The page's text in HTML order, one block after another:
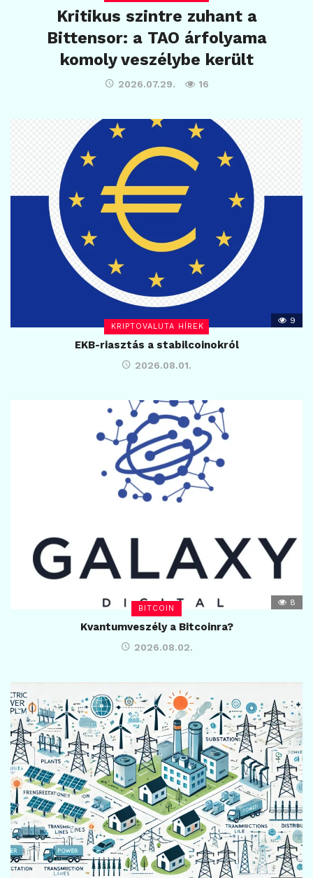
Kritikus szintre zuhant a
Bittensor: a TAO árfolyama
komoly veszélybe került
2026.07.29. 16
KRIPTOVALUTA HÍREK
9
EKB-riasztás a stabilcoinokról
2026.08.01.
BITCOIN
8
Kvantumveszély a Bitcoinra?
2026.08.02.